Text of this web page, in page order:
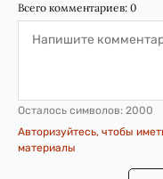
Всего комментариев: 0
Осталось символов: 2000
Авторизуйтесь, чтобы
материалы